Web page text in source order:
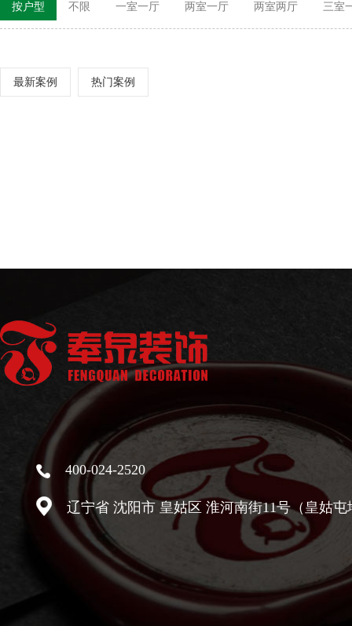
按户型 不限 一室一厅 两室一厅 两室两厅 三室
最新案例 热门案例
400-024-2520
辽宁省 沈阳市 皇姑区 淮河南街11号（皇姑